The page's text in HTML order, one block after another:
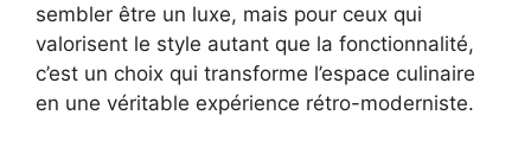
sembler être un luxe, mais pour ceux qui
valorisent le style autant que la fonctionnalité,
c’est un choix qui transforme l’espace culinaire
en une véritable expérience rétro-moderniste.